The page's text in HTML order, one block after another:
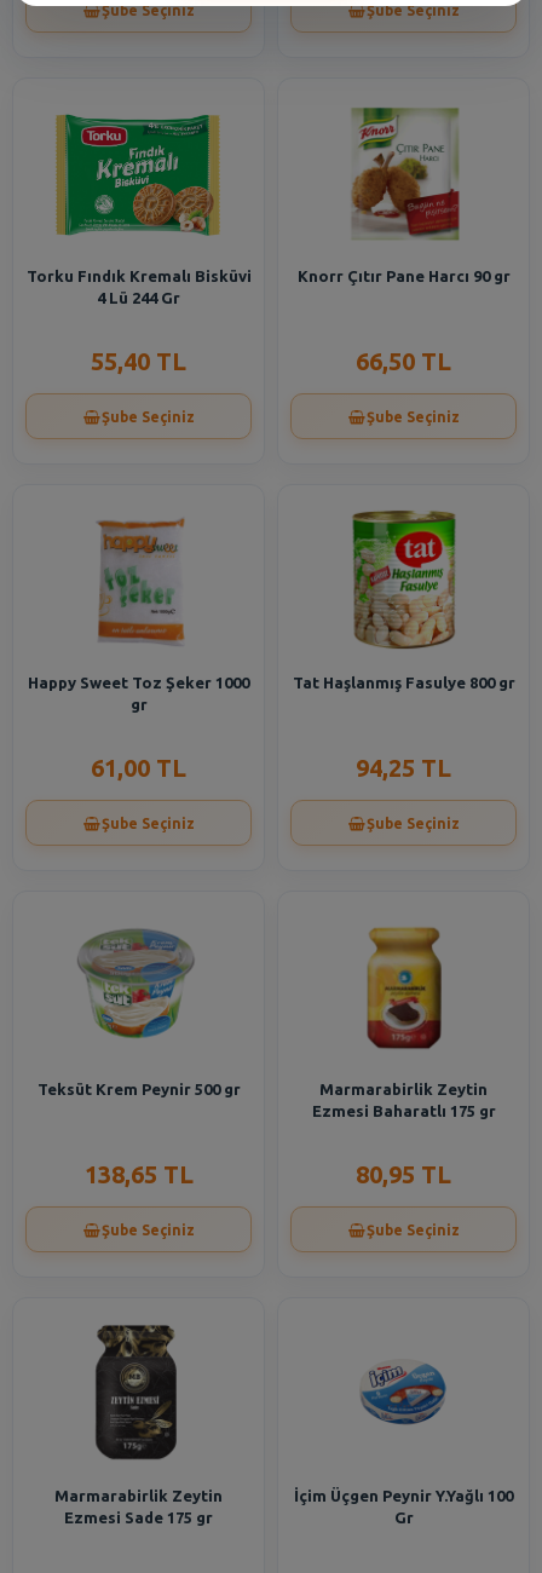
Şube Seçiniz Şube Seçiniz
Torku Fındık Kremalı Bisküvi
4 Lü 244 Gr
55,40 TL
Şube Seçiniz
Knorr Çıtır Pane Harcı 90 gr
66,50 TL
Şube Seçiniz
Happy Sweet Toz Şeker 1000
gr
61,00 TL
Şube Seçiniz
Tat Haşlanmış Fasulye 800 gr
94,25 TL
Şube Seçiniz
Teksüt Krem Peynir 500 gr
138,65 TL
Şube Seçiniz
Marmarabirlik Zeytin
Ezmesi Baharatlı 175 gr
80,95 TL
Şube Seçiniz
Marmarabirlik Zeytin
Ezmesi Sade 175 gr
İçim Üçgen Peynir Y.Yağlı 100
Gr